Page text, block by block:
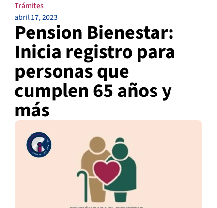
Trámites
abril 17, 2023
Pension Bienestar:
Inicia registro para
personas que
cumplen 65 años y
más